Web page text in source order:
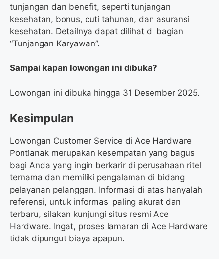
tunjangan dan benefit, seperti tunjangan
kesehatan, bonus, cuti tahunan, dan asuransi
kesehatan. Detailnya dapat dilihat di bagian
“Tunjangan Karyawan”.
Sampai kapan lowongan ini dibuka?
Lowongan ini dibuka hingga 31 Desember 2025.
Kesimpulan
Lowongan Customer Service di Ace Hardware
Pontianak merupakan kesempatan yang bagus
bagi Anda yang ingin berkarir di perusahaan ritel
ternama dan memiliki pengalaman di bidang
pelayanan pelanggan. Informasi di atas hanyalah
referensi, untuk informasi paling akurat dan
terbaru, silakan kunjungi situs resmi Ace
Hardware. Ingat, proses lamaran di Ace Hardware
tidak dipungut biaya apapun.